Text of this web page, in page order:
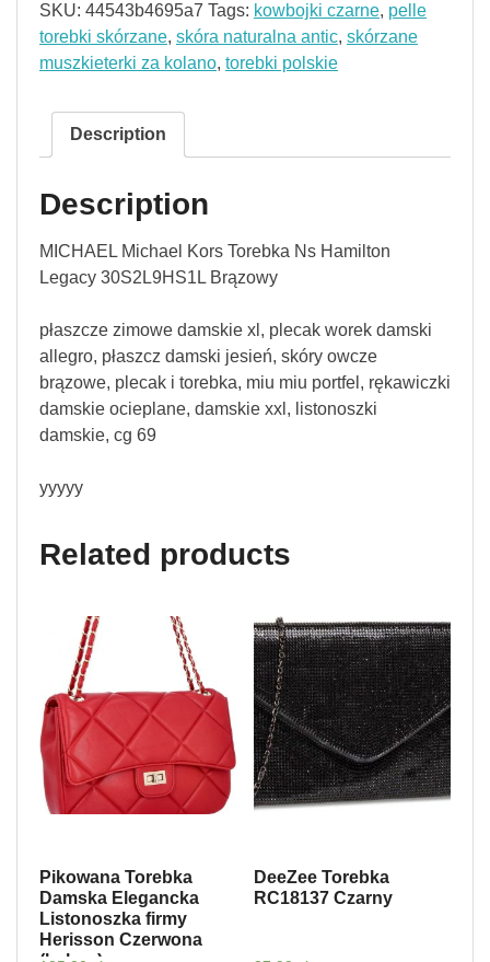
SKU: 44543b4695a7 Tags: kowbojki czarne, pelle
torebki skórzane, skóra naturalna antic, skórzane
muszkieterki za kolano, torebki polskie
Description
Description
MICHAEL Michael Kors Torebka Ns Hamilton
Legacy 30S2L9HS1L Brązowy
płaszcze zimowe damskie xl, plecak worek damski
allegro, płaszcz damski jesień, skóry owcze
brązowe, plecak i torebka, miu miu portfel, rękawiczki
damskie ocieplane, damskie xxl, listonoszki
damskie, cg 69
yyyyy
Related products
Pikowana Torebka
Damska Elegancka
Listonoszka firmy
Herisson Czerwona
DeeZee Torebka
RC18137 Czarny